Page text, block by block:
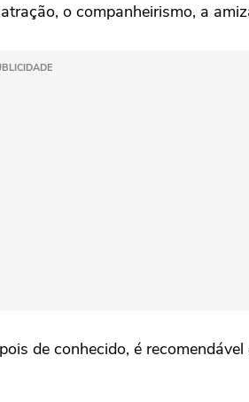
o companheirismo, a
de conhecido, é